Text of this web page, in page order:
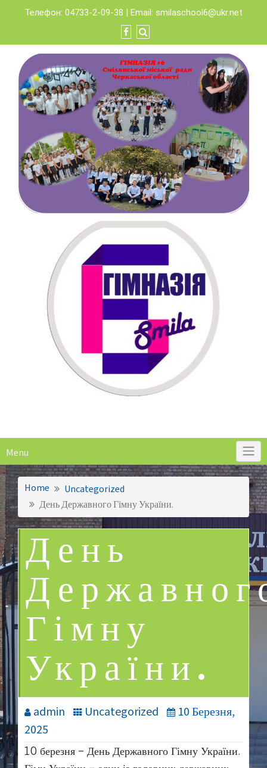
content
Телефон: 04733-2-09-38 | Email: smilaschool6@ukr.net
Menu
Home
Uncategorized
День Державного Гімну України.
День
Гімну
України.
admin Uncategorized
10 Березня,
2025
10 березня – День Державного Гімну України.